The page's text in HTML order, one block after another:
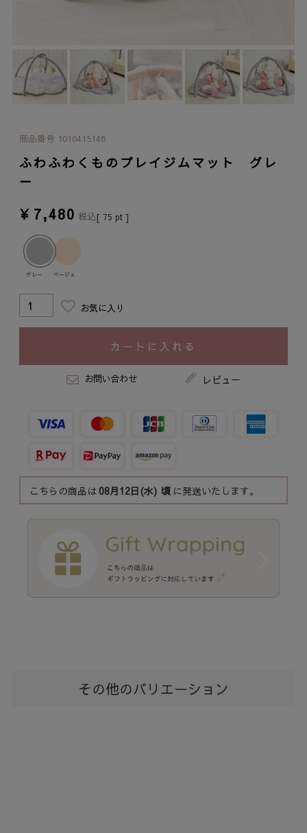
商品番号 1010415148
ふわふわくものプレイジムマット グレ
ー
¥ 7,480 税込[ 75 pt ]
グレー ベージュ
お気に入り
カートに入れる
お問い合わせ レビュー
こちらの商品は08月12日(水) 頃 に発送いたします。
その他のバリエーション